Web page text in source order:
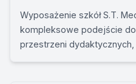
Wyposażenie szkół S.T.
kompleksowe podejście
przestrzeni